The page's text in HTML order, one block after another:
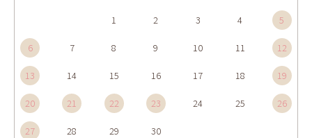
1 2 3 4 5
6 7 8 9 10 11 12
13 14 15 16 17 18 19
20 21 22 23 24 25 26
27 28 29 30